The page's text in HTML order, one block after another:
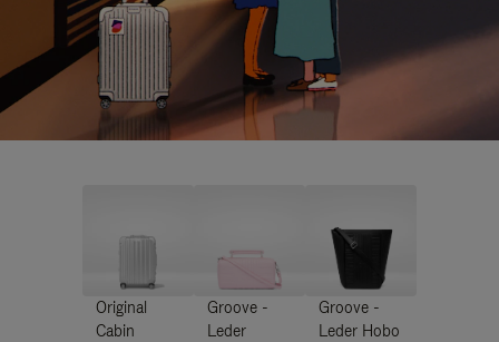
Original
Cabin
Groove -
Leder
Groove -
Leder Hobo